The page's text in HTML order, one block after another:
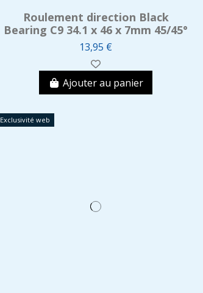
Roulement direction Black
Bearing C9 34.1 x 46 x 7mm 45/45°
13,95 €
Ajouter au panier
Exclusivité web